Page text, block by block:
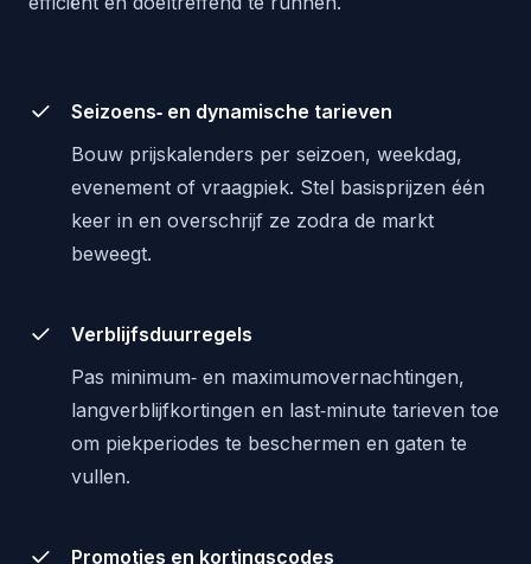
Seizoens‑ en dynamische tarieven
Bouw prijskalenders per seizoen, weekdag,
evenement of vraagpiek. Stel basisprijzen één
keer in en overschrijf ze zodra de markt
beweegt.
Verblijfsduurregels
Pas minimum‑ en maximumovernachtingen,
langverblijfkortingen en last‑minute tarieven toe
om piekperiodes te beschermen en gaten te
vullen.
Promoties en kortingscodes